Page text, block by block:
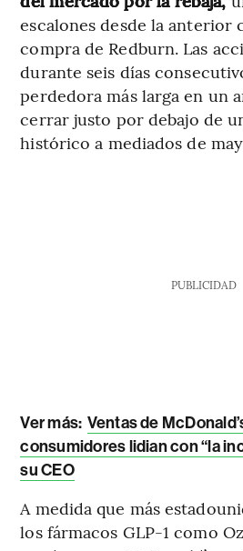
escalones desde la anterior
compra de Redburn. Las
durante seis días
perdedora más larga en un
cerrar justo por debajo de
histórico a mediados de
PUBLICIDAD
Ver más: Ventas de
consumidores lidian con “la
su CEO
A medida que más
los fármacos GLP-1 como